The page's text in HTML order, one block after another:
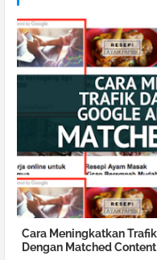
Cara Meningkatkan
Dengan Matched Content